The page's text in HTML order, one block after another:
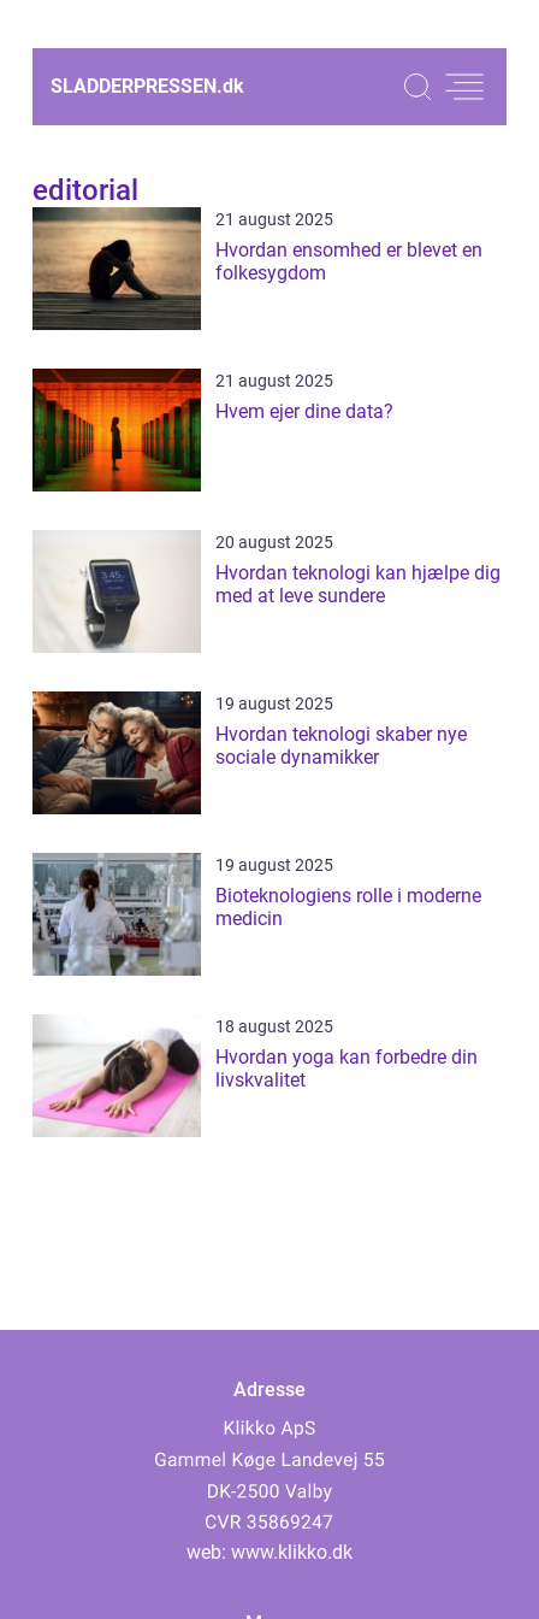
SLADDERPRESSEN.dk
editorial
21 august 2025
Hvordan ensomhed er blevet en
folkesygdom
21 august 2025
Hvem ejer dine data?
20 august 2025
Hvordan teknologi kan hjælpe dig
med at leve sundere
19 august 2025
Hvordan teknologi skaber nye
sociale dynamikker
19 august 2025
Bioteknologiens rolle i moderne
medicin
18 august 2025
Hvordan yoga kan forbedre din
livskvalitet
Adresse
web: www.klikko.dk